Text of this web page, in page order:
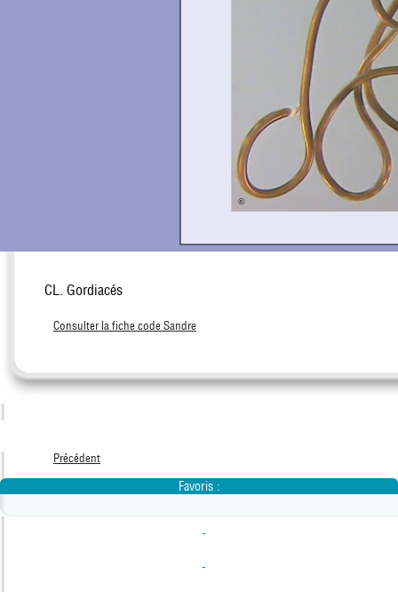
CL. Gordiacés
Consulter la fiche code Sandre
Précédent
Favoris :
-
-